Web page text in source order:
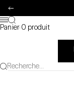
Précédent
Menu
Recherche
Panier· 0 produit
Recherche...